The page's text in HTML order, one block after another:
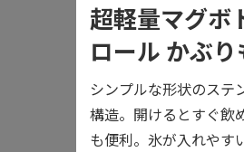
超軽量マグボ
ロール かぶ
シンプルな形状のステ
構造。開けるとすぐ飲
も便利。氷が入れやす